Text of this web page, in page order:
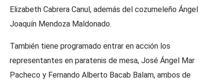
Elizabeth Cabrera Canul, además del cozumeleño Ángel
Joaquín Mendoza Maldonado.
También tiene programado entrar en acción los
representantes en paratenis de mesa, José Ángel Mar
Pacheco y Fernando Alberto Bacab Balam, ambos de